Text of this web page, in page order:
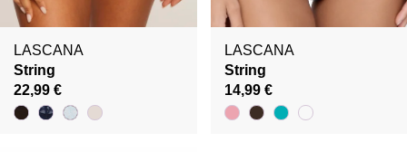
LASCANA
String
22,99 €
LASCANA
String
14,99 €